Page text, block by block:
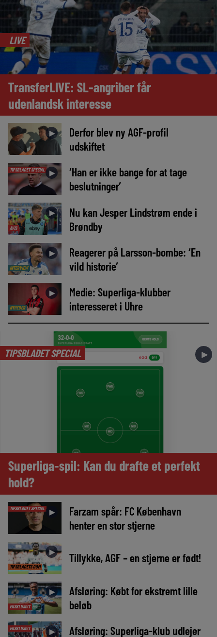
LIVE
TransferLIVE: SL-angriber får
udenlandsk interesse
►
Derfor blev ny AGF-profil
udskiftet
TIPSBLADET SPECIAL ►
‘Han er ikke bange for at tage
beslutninger’
AVIS
►
Nu kan Jesper Lindstrøm ende i
Brøndby
INTERVIEW
►
Reagerer på Larsson-bombe: ‘En
vild historie’
NYHEDER
►
Medie: Superliga-klubber
interesseret i Uhre
TIPSBLADET SPECIAL ►
Superliga-spil: Kan du drafte et perfekt
hold?
TIPSBLADET SPECIAL ►
Farzam spår: FC København
henter en stor stjerne
TIPSBLADETS DOM
► Tillykke, AGF – en stjerne er født!
EKSKLUSIVT
►
Afsløring: Købt for ekstremt lille
beløb
EKSKLUSIVT ► Afsløring: Superliga-klub udlejer